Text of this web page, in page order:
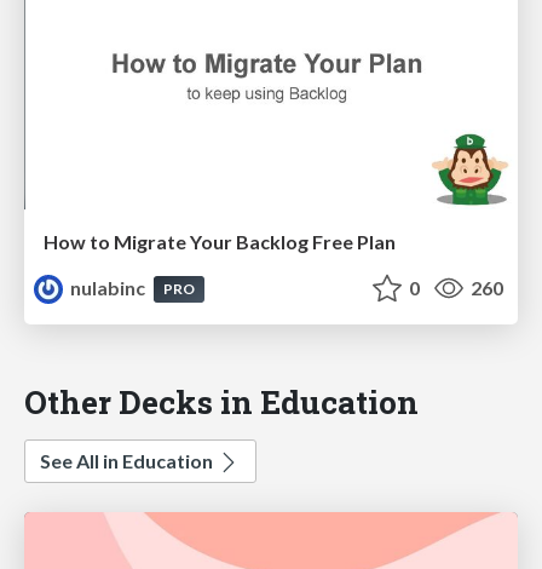
How to Migrate Your Backlog Free Plan
nulabinc
PRO 0 260
Other Decks in Education
See All in Education